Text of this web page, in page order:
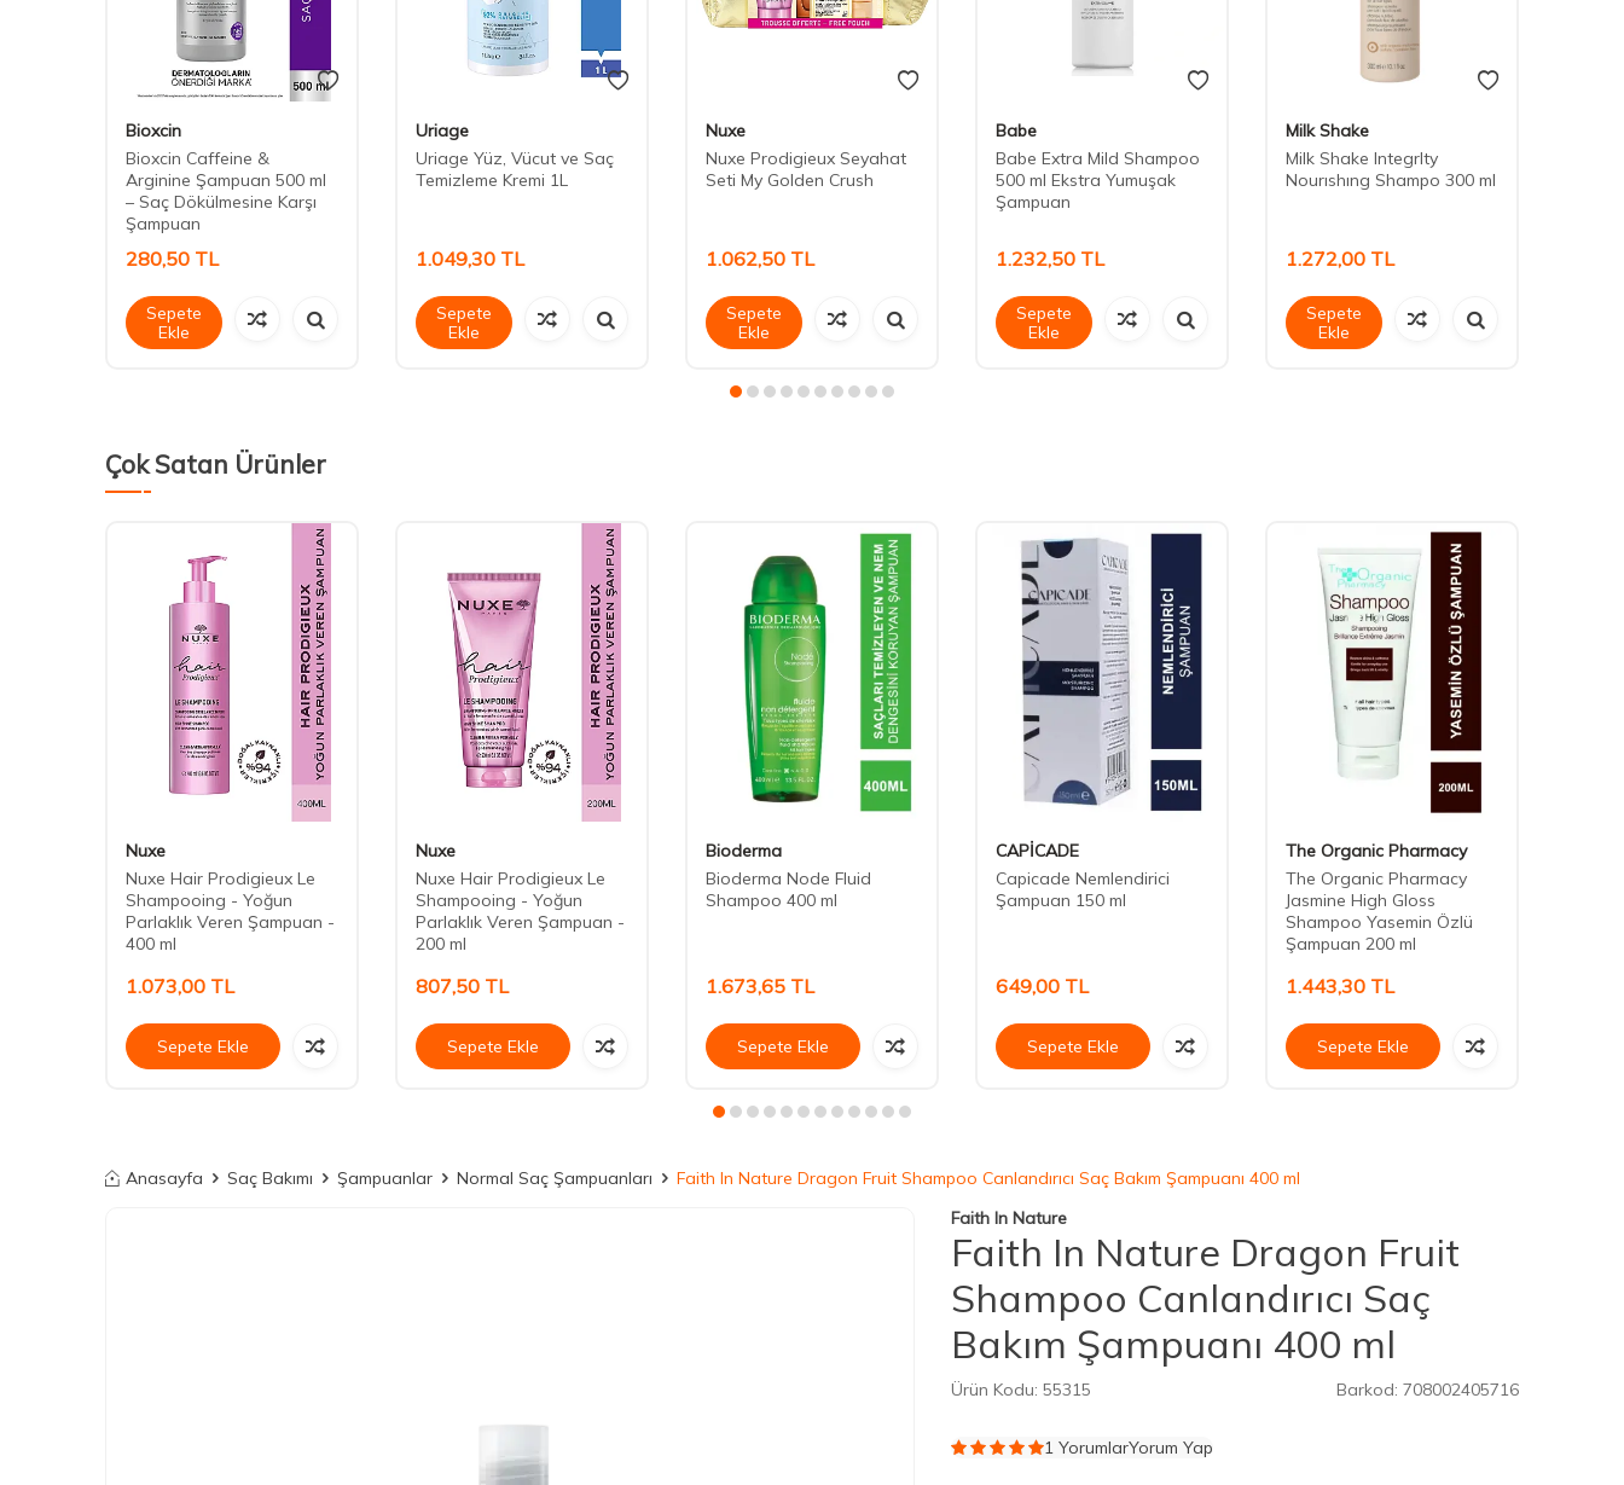
Bioxcin
Bioxcin Caffeine &
Arginine Şampuan 500 ml
– Saç Dökülmesine Karşı
Şampuan
280,50 TL
Sepete
Ekle
Uriage
Uriage Yüz, Vücut ve Saç
Temizleme Kremi 1L
1.049,30 TL
Sepete
Ekle
Nuxe
Nuxe Prodigieux Seyahat
Seti My Golden Crush
1.062,50 TL
Sepete
Ekle
Babe
Babe Extra Mild Shampoo
500 ml Ekstra Yumuşak
Şampuan
1.232,50 TL
Sepete
Ekle
Milk Shake
Milk Shake IntegrIty
Nourıshıng Shampo 300 ml
1.272,00 TL
Sepete
Ekle
Çok Satan Ürünler
Nuxe
Nuxe Hair Prodigieux Le
Shampooing - Yoğun
Parlaklık Veren Şampuan -
400 ml
1.073,00 TL
Sepete Ekle
Nuxe
Nuxe Hair Prodigieux Le
Shampooing - Yoğun
Parlaklık Veren Şampuan -
200 ml
807,50 TL
Sepete Ekle
Bioderma
Bioderma Node Fluid
Shampoo 400 ml
1.673,65 TL
Sepete Ekle
CAPİCADE
Capicade Nemlendirici
Şampuan 150 ml
649,00 TL
Sepete Ekle
The Organic Pharmacy
The Organic Pharmacy
Jasmine High Gloss
Shampoo Yasemin Özlü
Şampuan 200 ml
1.443,30 TL
Sepete Ekle
Anasayfa Saç Bakımı Şampuanlar Normal Saç Şampuanları
Faith In Nature Dragon Fruit Shampoo Canlandırıcı Saç Bakım Şampuanı 400 ml
Faith In Nature
Faith In Nature Dragon Fruit
Shampoo Canlandırıcı Saç
Bakım Şampuanı 400 ml
Ürün Kodu: 55315 Barkod: 708002405716
1 YorumlarYorum Yap